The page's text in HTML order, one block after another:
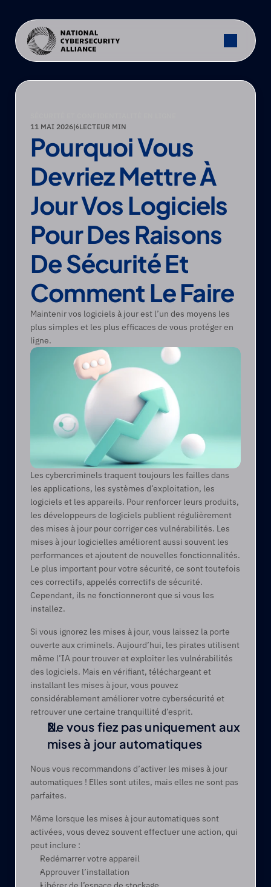
11 MAI 2026|6LECTEUR MIN
Pourquoi Vous
Devriez Mettre À
Jour Vos Logiciels
Pour Des Raisons
De Sécurité Et
Comment Le Faire
Maintenir vos logiciels à jour est l’un des moyens les
plus simples et les plus efficaces de vous protéger en
ligne.
Les cybercriminels traquent toujours les failles dans
les applications, les systèmes d’exploitation, les
logiciels et les appareils. Pour renforcer leurs produits,
les développeurs de logiciels publient régulièrement
des mises à jour pour corriger ces vulnérabilités. Les
mises à jour logicielles améliorent aussi souvent les
performances et ajoutent de nouvelles fonctionnalités.
Le plus important pour votre sécurité, ce sont toutefois
ces correctifs, appelés correctifs de sécurité.
Cependant, ils ne fonctionneront que si vous les
installez.
Si vous ignorez les mises à jour, vous laissez la porte
ouverte aux criminels. Aujourd’hui, les pirates utilisent
même l’IA pour trouver et exploiter les vulnérabilités
des logiciels. Mais en vérifiant, téléchargeant et
installant les mises à jour, vous pouvez
considérablement améliorer votre cybersécurité et
retrouver une certaine tranquillité d’esprit.
Ne vous fiez pas uniquement aux
mises à jour automatiques
Nous vous recommandons d’activer les mises à jour
automatiques ! Elles sont utiles, mais elles ne sont pas
parfaites.
Même lorsque les mises à jour automatiques sont
activées, vous devez souvent effectuer une action, qui
peut inclure :
Redémarrer votre appareil
Approuver l’installation